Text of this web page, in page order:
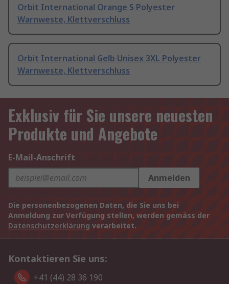
Orbit International Orange S Polyester
Warnweste, Klettverschluss
Orbit International Gelb Unisex 3XL Polyester
Warnweste, Klettverschluss
Exklusiv für Sie unsere neuesten
Produkte und Angebote
E-Mail-Anschrift
Anmelden
Die personenbezogenen Daten, die Sie uns bei
Anmeldung zur Verfügung stellen, werden gemäss der
Datenschutzerklärung verarbeitet.
Kontaktieren Sie uns:
+41 (44) 28 36 190